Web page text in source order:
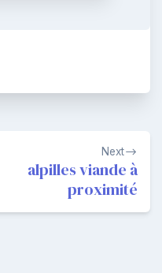
Next
alpilles viande à
proximité